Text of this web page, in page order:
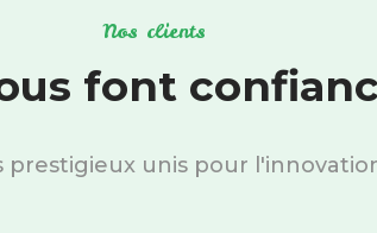
Nos clients
font
prestigieux unis pour